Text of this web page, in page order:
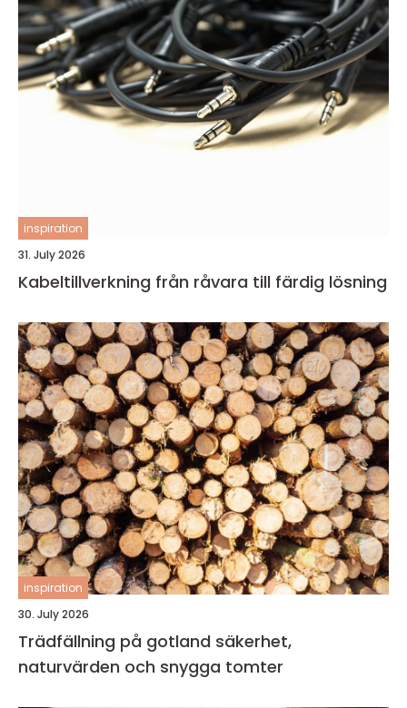
inspiration
31. July 2026
Kabeltillverkning från råvara till färdig lösning
inspiration
30. July 2026
Trädfällning på gotland säkerhet,
naturvärden och snygga tomter